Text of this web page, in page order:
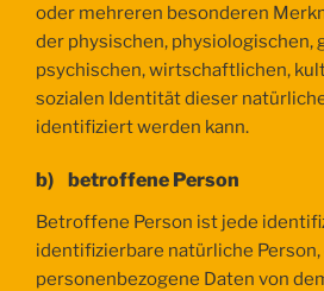
oder mehreren besonderen
der physischen, physiologischen,
psychischen, wirtschaftlichen,
sozialen Identität dieser
identifiziert werden kann.
b) betroffene Person
Betroffene Person ist jede
identifizierbare natürliche Person,
personenbezogene Daten von